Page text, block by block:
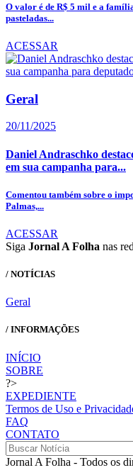
O valor é de R$ 5 mil e a
pasteladas...
ACESSAR
Geral
20/11/2025
Daniel Andraschko
em sua campanha para...
Comentou também sobre o
Palmas,...
ACESSAR
Siga Jornal A Folha nas
/ NOTÍCIAS
Geral
/ INFORMAÇÕES
INÍCIO
SOBRE
?>
EXPEDIENTE
Termos de Uso e
FAQ
CONTATO
Jornal A Folha - Todos os